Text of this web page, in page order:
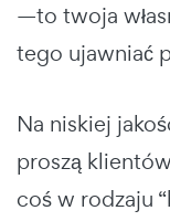
—to twoja
tego ujawniać
Na niskiej
proszą
coś w rodzaju